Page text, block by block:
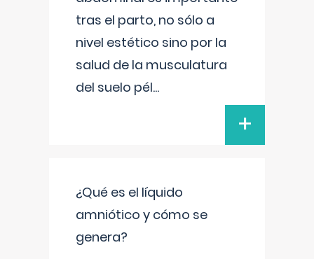
tras el parto, no sólo a
nivel estético sino por la
salud de la musculatura
del suelo pél...
+
¿Qué es el líquido
amniótico y cómo se
genera?